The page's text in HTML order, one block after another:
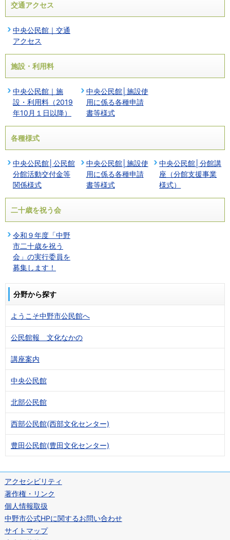
交通アクセス
中央公民館｜交通
アクセス
施設・利用料
中央公民館｜施
設・利用料（2019
年10月１日以降）
中央公民館│施設使
用に係る各種申請
書等様式
各種様式
中央公民館│公民館
分館活動交付金等
関係様式
中央公民館│施設使
用に係る各種申請
書等様式
中央公民館│分館講
座（分館支援事業
様式）
二十歳を祝う会
令和９年度「中野
市二十歳を祝う
会」の実行委員を
募集します！
分野から探す
ようこそ中野市公民館へ
公民館報 文化なかの
講座案内
中央公民館
北部公民館
西部公民館(西部文化センター)
豊田公民館(豊田文化センター)
アクセシビリティ
著作権・リンク
個人情報取扱
中野市公式HPに関するお問い合わせ
サイトマップ